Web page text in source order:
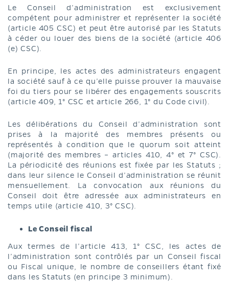
Le Conseil d’administration est exclusivement
compétent pour administrer et représenter la société
(article 405 CSC) et peut être autorisé par les Statuts
à céder ou louer des biens de la société (article 406
(e) CSC).
En principe, les actes des administrateurs engagent
la société sauf à ce qu’elle puisse prouver la mauvaise
foi du tiers pour se libérer des engagements souscrits
(article 409, 1° CSC et article 266, 1° du Code civil).
Les délibérations du Conseil d’administration sont
prises à la majorité des membres présents ou
représentés à condition que le quorum soit atteint
(majorité des membres – articles 410, 4° et 7° CSC).
La périodicité des réunions est fixée par les Statuts ;
dans leur silence le Conseil d’administration se réunit
mensuellement. La convocation aux réunions du
Conseil doit être adressée aux administrateurs en
temps utile (article 410, 3° CSC).
Le Conseil fiscal
Aux termes de l’article 413, 1° CSC, les actes de
l’administration sont contrôlés par un Conseil fiscal
ou Fiscal unique, le nombre de conseillers étant fixé
dans les Statuts (en principe 3 minimum).